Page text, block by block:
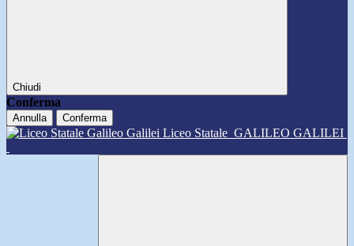
Chiudi
Conferma
Annulla Conferma
Liceo Statale GALILEO GALILEI